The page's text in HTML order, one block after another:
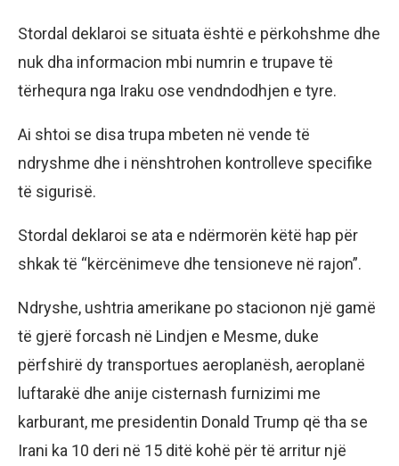
Stordal deklaroi se situata është e përkohshme dhe
nuk dha informacion mbi numrin e trupave të
tërhequra nga Iraku ose vendndodhjen e tyre.
Ai shtoi se disa trupa mbeten në vende të
ndryshme dhe i nënshtrohen kontrolleve specifike
të sigurisë.
Stordal deklaroi se ata e ndërmorën këtë hap për
shkak të “kërcënimeve dhe tensioneve në rajon”.
Ndryshe, ushtria amerikane po stacionon një gamë
të gjerë forcash në Lindjen e Mesme, duke
përfshirë dy transportues aeroplanësh, aeroplanë
luftarakë dhe anije cisternash furnizimi me
karburant, me presidentin Donald Trump që tha se
Irani ka 10 deri në 15 ditë kohë për të arritur një